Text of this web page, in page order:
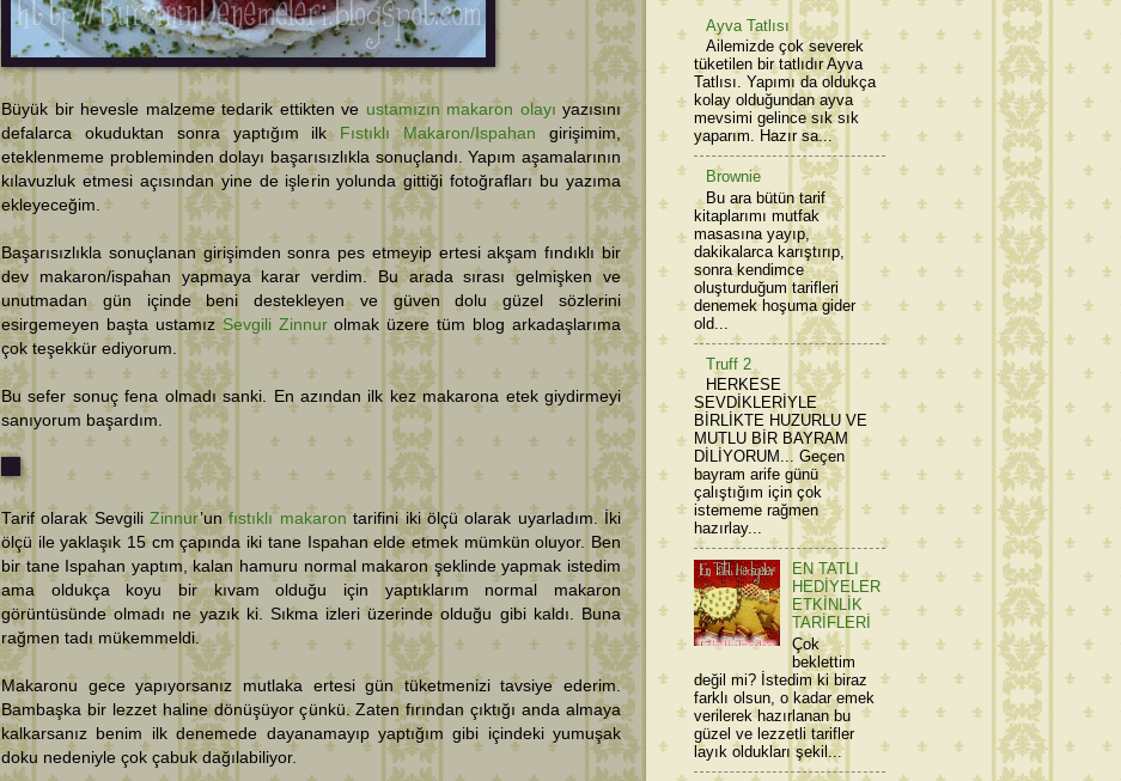
Büyük bir hevesle malzeme tedarik ettikten ve ustamızın makaron olayı yazısını
defalarca okuduktan sonra yaptığım ilk Fıstıklı Makaron/Ispahan girişimim,
eteklenmeme probleminden dolayı başarısızlıkla sonuçlandı. Yapım aşamalarının
kılavuzluk etmesi açısından yine de işlerin yolunda gittiği fotoğrafları bu yazıma
ekleyeceğim.
Başarısızlıkla sonuçlanan girişimden sonra pes etmeyip ertesi akşam fındıklı bir
dev makaron/ispahan yapmaya karar verdim. Bu arada sırası gelmişken ve
unutmadan gün içinde beni destekleyen ve güven dolu güzel sözlerini
esirgemeyen başta ustamızSevgili Zinnurolmak üzere tüm blog arkadaşlarıma
çok teşekkür ediyorum.
Bu sefer sonuç fena olmadı sanki. En azından ilk kez makarona etek giydirmeyi
sanıyorum başardım.
Tarif olarak SevgiliZinnur’unfıstıklı makarontarifini iki ölçü olarak uyarladım. İki
ölçü ile yaklaşık 15 cm çapında iki tane Ispahan elde etmek mümkün oluyor. Ben
bir tane Ispahan yaptım, kalan hamuru normal makaron şeklinde yapmak istedim
ama oldukça koyu bir kıvam olduğu için yaptıklarım normal makaron
görüntüsünde olmadı ne yazık ki. Sıkma izleri üzerinde olduğu gibi kaldı. Buna
rağmen tadı mükemmeldi.
Makaronu gece yapıyorsanız mutlaka ertesi gün tüketmenizi tavsiye ederim.
Bambaşka bir lezzet haline dönüşüyor çünkü. Zaten fırından çıktığı anda almaya
kalkarsanız benim ilk denemede dayanamayıp yaptığım gibi içindeki yumuşak
doku nedeniyle çok çabuk dağılabiliyor.
Ayva Tatlısı
Ailemizde çok severek
tüketilen bir tatlıdır Ayva
Tatlısı. Yapımı da oldukça
kolay olduğundan ayva
mevsimi gelince sık sık
yaparım. Hazır sa...
Brownie
Bu ara bütün tarif
kitaplarımı mutfak
masasına yayıp,
dakikalarca karıştırıp,
sonra kendimce
oluşturduğum tarifleri
denemek hoşuma gider
old...
Truff 2
HERKESE
SEVDİKLERİYLE
BİRLİKTE HUZURLU VE
MUTLU BİR BAYRAM
DİLİYORUM... Geçen
bayram arife günü
çalıştığım için çok
istememe rağmen
hazırlay...
EN TATLI
HEDİYELER
ETKİNLİK
TARİFLERİ
Çok
beklettim
değil mi? İstedim ki biraz
farklı olsun, o kadar emek
verilerek hazırlanan bu
güzel ve lezzetli tarifler
layık oldukları şekil...